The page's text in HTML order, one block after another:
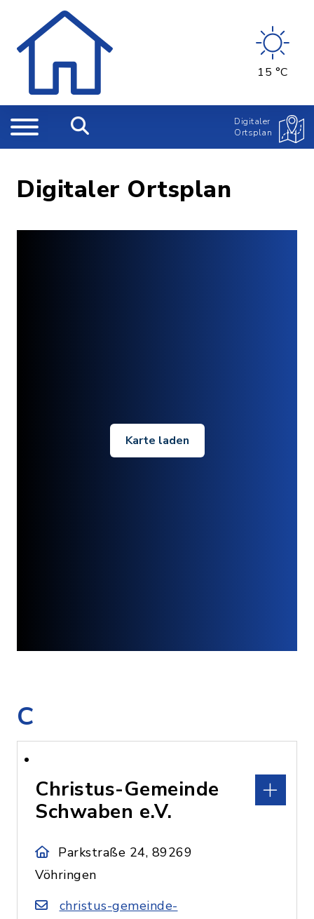
15 °C
Digitaler
Ortsplan
Digitaler Ortsplan
Karte laden
C
Christus-Gemeinde
Schwaben e.V.
Parkstraße 24, 89269
Vöhringen
christus-gemeinde-